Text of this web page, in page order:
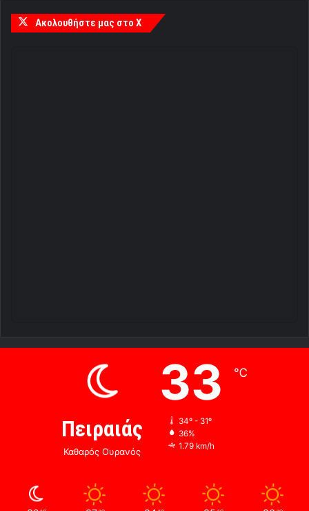
Ακολουθήστε μας στο X
Πειραιάς
Καθαρός Ουρανός
33 ℃
34º - 31º
36%
1.79 km/h